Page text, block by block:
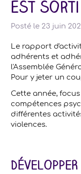
est sorti
Posté le 23 juin
Le rapport
adhérents et
l'Assemblée
Pour y jeter un
Cette année,
compétences
différentes
violences.